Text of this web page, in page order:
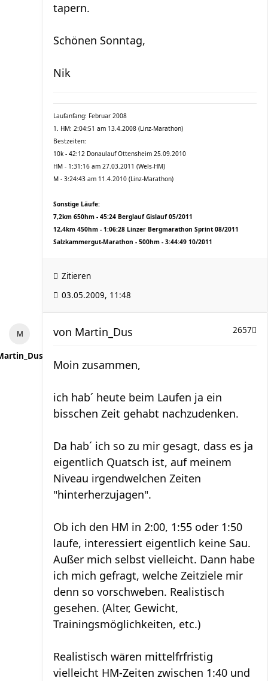
tapern.
Schönen Sonntag,
Nik
Laufanfang: Februar 2008
1. HM: 2:04:51 am 13.4.2008 (Linz-Marathon)
Bestzeiten:
10k - 42:12 Donaulauf Ottensheim 25.09.2010
HM - 1:31:16 am 27.03.2011 (Wels-HM)
M - 3:24:43 am 11.4.2010 (Linz-Marathon)
Sonstige Läufe:
7,2km 650hm - 45:24 Berglauf Gislauf 05/2011
12,4km 450hm - 1:06:28 Linzer Bergmarathon Sprint 08/2011
Salzkammergut-Marathon - 500hm - 3:44:49 10/2011
Zitieren
03.05.2009, 11:48
2657
von Martin_Dus
Moin zusammen,
ich hab´ heute beim Laufen ja ein
bisschen Zeit gehabt nachzudenken.
Da hab´ ich so zu mir gesagt, dass es ja
eigentlich Quatsch ist, auf meinem
Niveau irgendwelchen Zeiten
"hinterherzujagen".
Ob ich den HM in 2:00, 1:55 oder 1:50
laufe, interessiert eigentlich keine Sau.
Außer mich selbst vielleicht. Dann habe
ich mich gefragt, welche Zeitziele mir
denn so vorschweben. Realistisch
gesehen. (Alter, Gewicht,
Trainingsmöglichkeiten, etc.)
Realistisch wären mittelfrfristig
vielleicht HM-Zeiten zwischen 1:40 und